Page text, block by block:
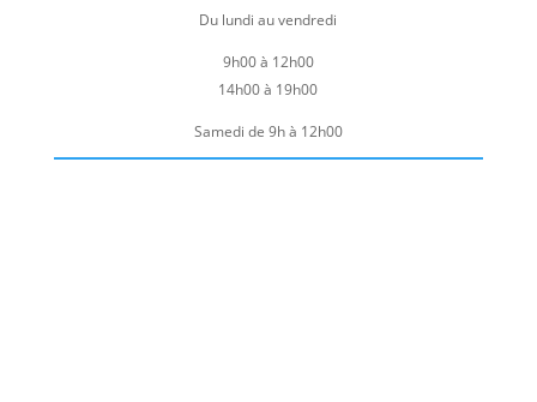
Du lundi au vendredi
9h00 à 12h00
14h00 à 19h00
Samedi de 9h à 12h00